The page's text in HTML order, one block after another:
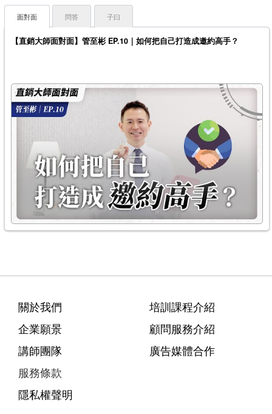
面對面
【直銷大師面對面】管至彬 EP.10｜如何把自己打造成邀約高手？
問答 子曰
關於我們
企業願景
講師團隊
服務條款
隱私權聲明
培訓課程介紹
顧問服務介紹
廣告媒體合作